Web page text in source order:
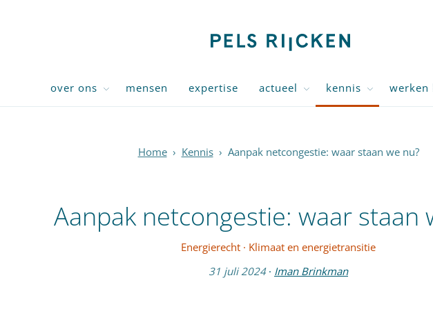
over ons mensen expertise actueel kennis werken
Home › Kennis › Aanpak netcongestie: waar staan we nu?
Aanpak netcongestie: waar staan
Energierecht · Klimaat en energietransitie
31 juli 2024 · Iman Brinkman